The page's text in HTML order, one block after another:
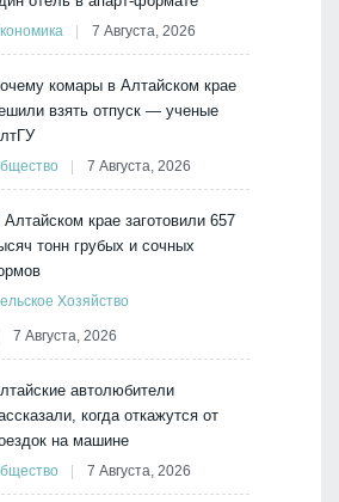
7 Августа, 2026
комары в Алтайском крае
взять отпуск — ученые
7 Августа, 2026
Алтайском крае заготовили 657
тонн грубых и сочных
Хозяйство
7 Августа, 2026
автолюбители
когда откажутся от
на машине
7 Августа, 2026